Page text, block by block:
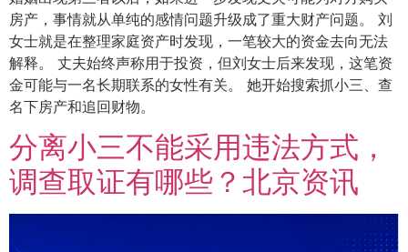
房产，事情就从单纯的感情问题升级成了重大财产问题。 刘
女士就是在整理家庭资产时发现，一笔较大的资金去向无法
解释。 丈夫始终声称用于投资，但刘女士后来发现，这笔资
金可能与一名长期联系的女性有关。 她开始搜索抓小三、查
名下房产和追回财物。
分离小三不能采用违法方式，
调查取证有哪些？北京资讯